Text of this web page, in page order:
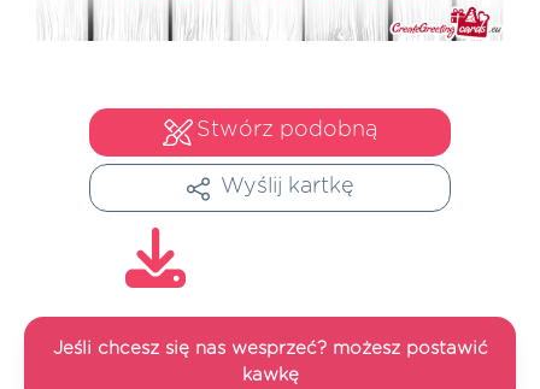
Stwórz podobną
Wyślij kartkę
Jeśli chcesz się nas wesprzeć? możesz postawić
kawkę